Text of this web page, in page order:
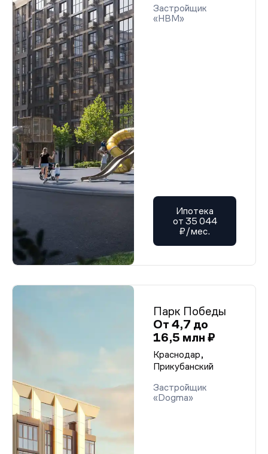
Застройщик
«НВМ»
Ипотека
от 35 044
₽/мес.
Парк Победы
От 4,7 до
16,5 млн ₽
Краснодар,
Прикубанский
Застройщик
«Dogma»